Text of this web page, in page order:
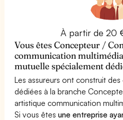
À partir de 20
Vous êtes Concepteur /
communication
mutuelle spécialement
Les assureurs ont construit
dédiées à la branche
artistique communication
Si vous êtesune entreprise